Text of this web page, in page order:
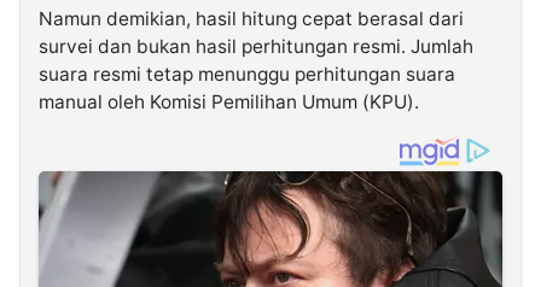
Namun demikian, hasil hitung cepat berasal dari
survei dan bukan hasil perhitungan resmi. Jumlah
suara resmi tetap menunggu perhitungan suara
manual oleh Komisi Pemilihan Umum (KPU).